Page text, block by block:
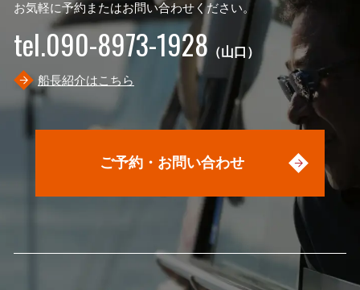
お気軽に予約またはお問い合わせください。
tel.090-8973-1928 （山口）
船長紹介はこちら
ご予約・お問い合わせ